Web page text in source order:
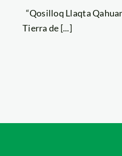
“Qosilloq Llaqta
Tierra de [...]